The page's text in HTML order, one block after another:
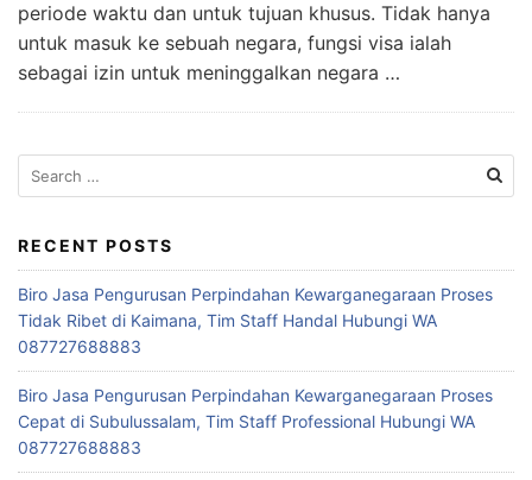
periode waktu dan untuk tujuan khusus. Tidak hanya
untuk masuk ke sebuah negara, fungsi visa ialah
sebagai izin untuk meninggalkan negara …
Search
for:
RECENT POSTS
Biro Jasa Pengurusan Perpindahan Kewarganegaraan Proses
Tidak Ribet di Kaimana, Tim Staff Handal Hubungi WA
087727688883
Biro Jasa Pengurusan Perpindahan Kewarganegaraan Proses
Cepat di Subulussalam, Tim Staff Professional Hubungi WA
087727688883